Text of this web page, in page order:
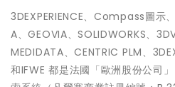
3DEXPERIENCE、Compass圖示
A、GEOVIA、SOLIDWORKS、
MEDIDATA、CENTRIC PLM、
和IFWE 都是法國「歐洲股份公